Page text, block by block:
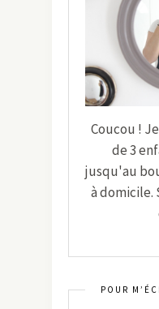
Coucou !
de 3
jusqu'au
à domicile.
POUR